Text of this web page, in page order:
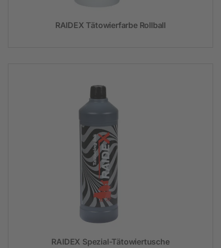
RAIDEX Tätowierfarbe Rollball
RAIDEX Spezial-Tätowiertusche